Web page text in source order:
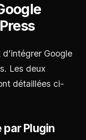
Google
Les deux
détaillées ci-
par Plugin